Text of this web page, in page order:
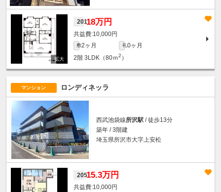
20118万円
10,000円
敷2ヶ月 礼0ヶ月
2階 3LDK（80ｍ2 ）
マンション ロンディネッラ
西武池袋線所沢駅 / 徒歩13分
築年 / 3階建
埼玉県所沢市大字上安松
20515.3万円
10,000円